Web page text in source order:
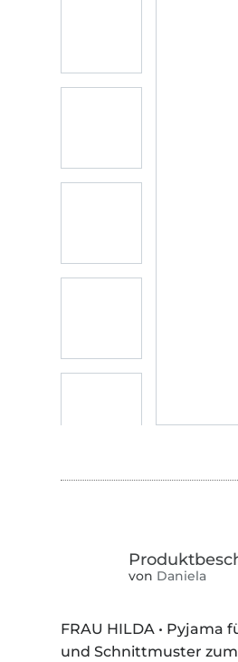
von Daniela
FRAU HILDA •
und Schnittmuster